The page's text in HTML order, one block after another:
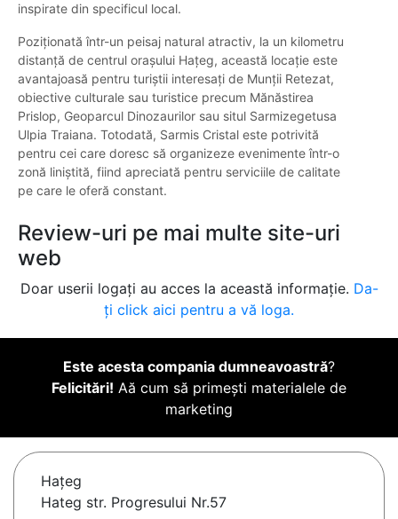
inspirate din specificul local.
Poziționată într-un peisaj natural atractiv, la un kilometru
distanță de centrul orașului Hațeg, această locație este
avantajoasă pentru turiștii interesați de Munții Retezat,
obiective culturale sau turistice precum Mănăstirea
Prislop, Geoparcul Dinozaurilor sau situl Sarmizegetusa
Ulpia Traiana. Totodată, Sarmis Cristal este potrivită
pentru cei care doresc să organizeze evenimente într-o
zonă liniștită, fiind apreciată pentru serviciile de calitate
pe care le oferă constant.
Review-uri pe mai multe site-uri
web
Doar userii logați au acces la această informație. Da-
ți click aici pentru a vă loga.
Este acesta compania dumneavoastră?
Felicitări! Aă cum să primești materialele de
marketing
Haţeg
Hateg str. Progresului Nr.57